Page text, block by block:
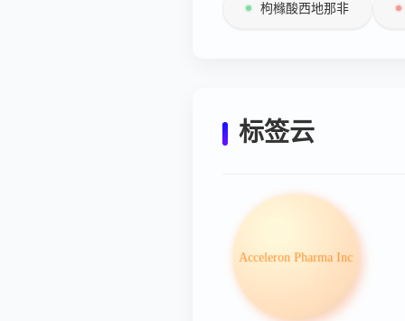
枸橼酸西地那非
标签云
Acceleron Pharma Inc